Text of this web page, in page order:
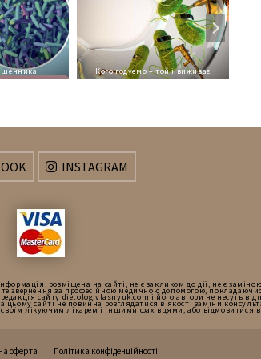
Кого годуємо – той і виживає
INSTAGRAM
розміщена на сайті, не є закликом до дії, не є
звернення за професійною медичною допомогою,
сайту dietolog.vlasnyuk.com і його автори не несуть
сайті не повинна розглядатися в якості заміни
лікуючим лікарем і іншими фахівцями, або відмовитися
оферта Політика конфіденційності